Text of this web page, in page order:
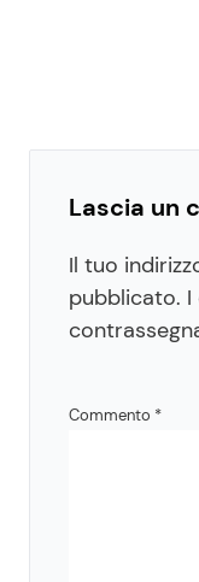
Lascia un
Il tuo
pubblicato.
Commento *